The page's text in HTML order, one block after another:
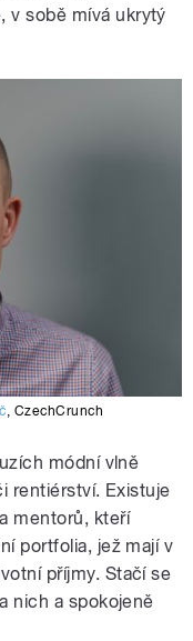
v sobě mívá ukrytý
CzechCrunch
módní vlně
rentiérství. Existuje
mentorů, kteří
portfolia, jež mají v
příjmy. Stačí se
nich a spokojeně